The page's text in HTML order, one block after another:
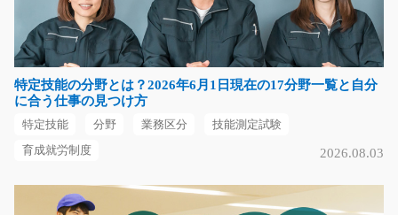
急募
≪高時給≫ プリンター製品の組み立て◎ 精密機器の部品
の組み立て作業をお願…
長期（3ヶ月以上）
時給1300円
群馬県利根郡昭和村
特定技能の分野とは？2026年6月1日現在の17分野一覧と自分
に合う仕事の見つけ方
特定技能 分野 業務区分 技能測定試験
育成就労制度 2026.08.03